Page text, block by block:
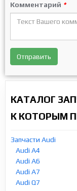
Комментарий *
Отправить
КАТАЛОГ
К КОТОРЫМ
Запчасти Audi
Audi A4
Audi A6
Audi A7
Audi Q7